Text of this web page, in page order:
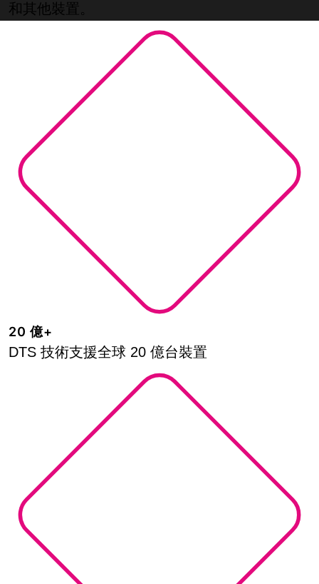
和其他裝置。
20 億+
DTS 技術支援全球 20 億台裝置